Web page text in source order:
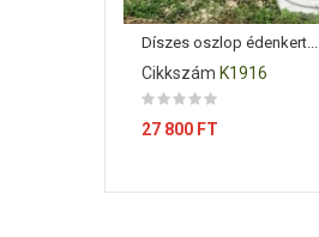
Díszes oszlop édenkert...
Cikkszám K1916
Ár
27 800 FT